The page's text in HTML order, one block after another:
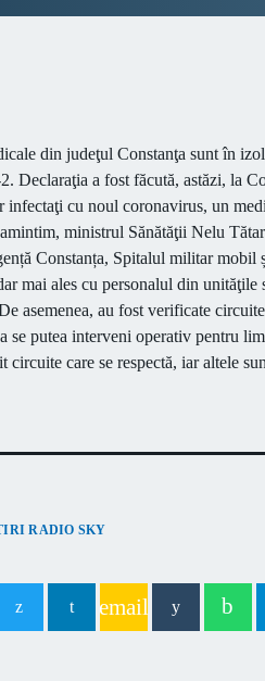
din judeţul Constanţa sunt în
Declaraţia a fost făcută, astăzi, la
infectaţi cu noul coronavirus, un
ministrul Sănătăţii Nelu
Constanța, Spitalul militar mobil
mai ales cu personalul din unităţile
asemenea, au fost verificate
se putea interveni operativ pentru
circuite care se respectă, iaraltele
RADIO SKY
email